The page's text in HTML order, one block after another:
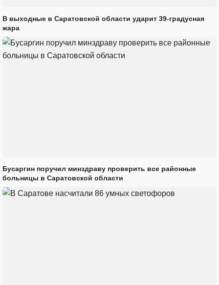
В выходные в Саратовской области ударит 39-градусная
жара
Бусаргин поручил минздраву проверить все районные
больницы в Саратовской области